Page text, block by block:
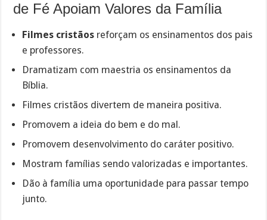
de Fé Apoiam Valores da Família
Filmes cristãos reforçam os ensinamentos dos pais
e professores.
Dramatizam com maestria os ensinamentos da
Bíblia.
Filmes cristãos divertem de maneira positiva.
Promovem a ideia do bem e do mal.
Promovem desenvolvimento do caráter positivo.
Mostram famílias sendo valorizadas e importantes.
Dão à família uma oportunidade para passar tempo
junto.